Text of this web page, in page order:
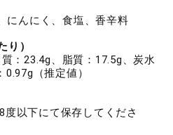
にんにく、食塩、香辛料
り）
：23.4g、脂質：17.5g、炭水
（推定値）
以下にて保存してくださ